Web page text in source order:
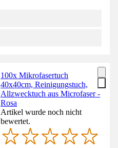
100x Mikrofasertuch
40x40cm, Reinigungstuch,
Allzwecktuch aus Microfaser -
Rosa
Artikel wurde noch nicht
bewertet.